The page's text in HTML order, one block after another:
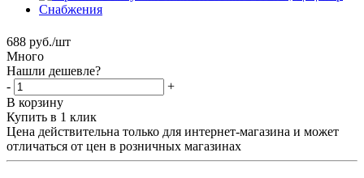
688 руб./шт
Много
Нашли дешевле?
-
+
В корзину
Купить в 1 клик
Цена действительна только для интернет-магазина и может
отличаться от цен в розничных магазинах